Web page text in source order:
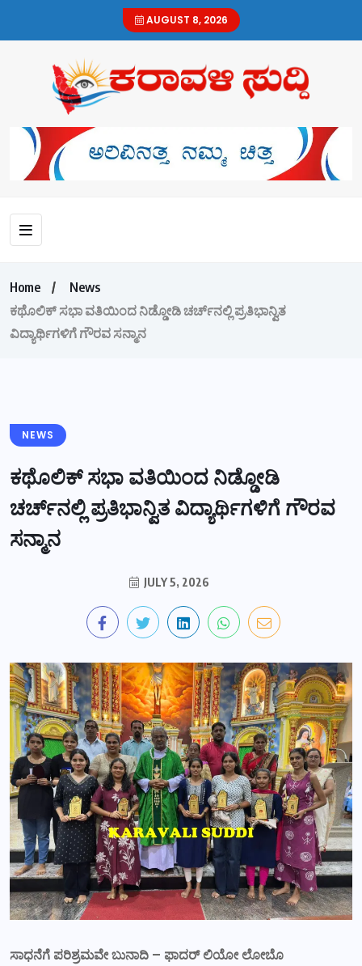
AUGUST 8, 2026
Home
News
ಕಥೊಲಿಕ್ ಸಭಾ ವತಿಯಿಂದ ನಿಡ್ಡೋಡಿ ಚರ್ಚ್‌ನಲ್ಲಿ ಪ್ರತಿಭಾನ್ವಿತ
ವಿದ್ಯಾರ್ಥಿಗಳಿಗೆ ಗೌರವ ಸನ್ಮಾನ
NEWS
ಕಥೊಲಿಕ್ ಸಭಾ ವತಿಯಿಂದ ನಿಡ್ಡೋಡಿ
ಚರ್ಚ್‌ನಲ್ಲಿ ಪ್ರತಿಭಾನ್ವಿತ ವಿದ್ಯಾರ್ಥಿಗಳಿಗೆ ಗೌರವ
ಸನ್ಮಾನ
JULY 5, 2026
ಸಾಧನೆಗೆ ಪರಿಶ್ರಮವೇ ಬುನಾದಿ – ಫಾದರ್ ಲಿಯೋ ಲೋಬೊ